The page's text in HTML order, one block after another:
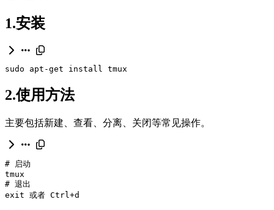
1.安装
sudo apt-get install tmux
2.使用方法
主要包括新建、查看、分离、关闭等常见操作。
# 启动
# 退出
exit